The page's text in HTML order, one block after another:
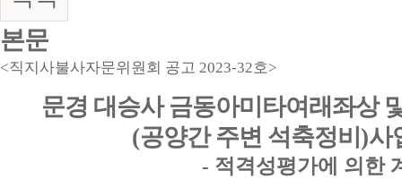
본문
<직지사불사자문위원회 공고 2023-32호>
문경 대승사 금동아미타여래좌상
(공양간 주변 석축정비 )사
- 적격성평가에 의한